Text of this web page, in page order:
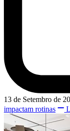
13 de Setembro de
impactam rotinas